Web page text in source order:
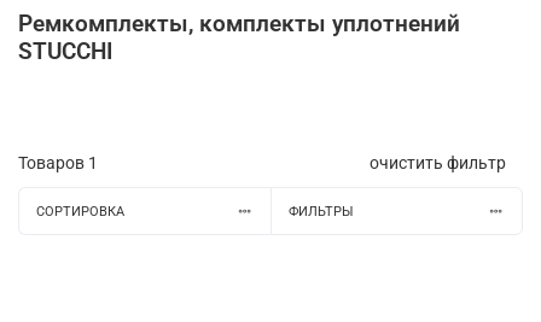
Ремкомплекты, комплекты уплотнений
STUCCHI
Товаров 1 очистить фильтр
СОРТИРОВКА ФИЛЬТРЫ